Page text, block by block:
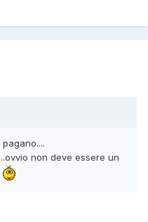
non deve essere un